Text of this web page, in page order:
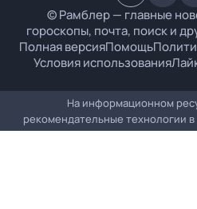
© Рамблер — главные
гороскопы, почта, поиск и
Полная версияПомощь
Условия использования
На информационном
рекомендательные технологии в